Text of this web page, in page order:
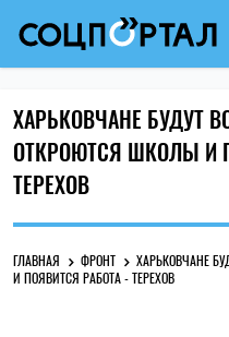
ХАРЬКОВЧАНЕ БУДУТ
ОТКРОЮТСЯ ШКОЛЫ И
ТЕРЕХОВ
ГЛАВНАЯ ФРОНТ
ХАРЬКОВЧАНЕ
И ПОЯВИТСЯ РАБОТА - ТЕРЕХОВ